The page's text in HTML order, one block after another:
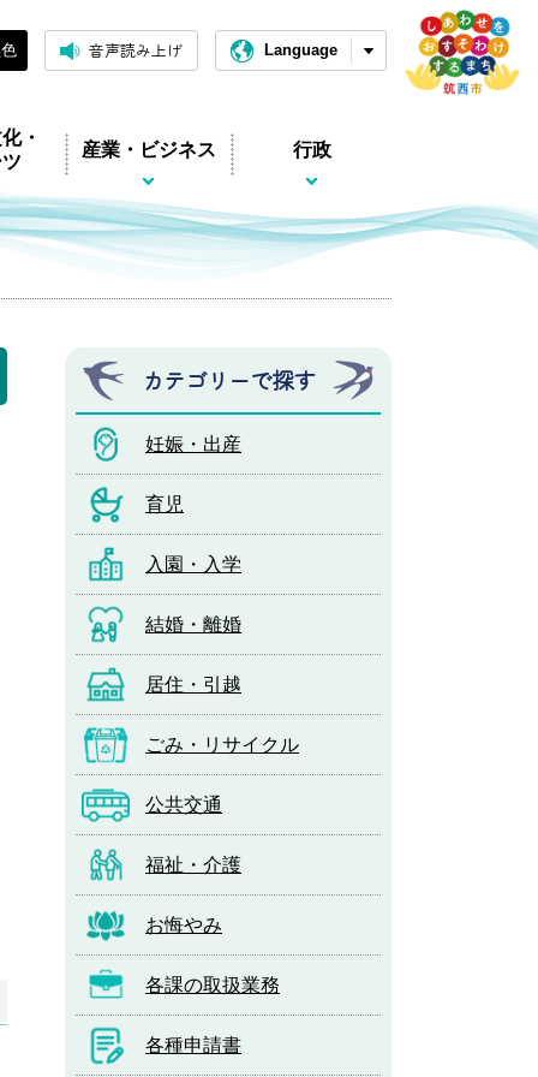
音声読み上げ Language
・
産業・ビジネス 行政
カテゴリーで探す
妊娠・出産
育児
入園・入学
結婚・離婚
居住・引越
ごみ・リサイクル
公共交通
福祉・介護
お悔やみ
各課の取扱業務
各種申請書